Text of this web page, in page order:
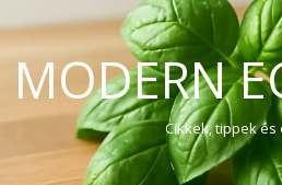
MODERN
Cikkek, tippek és